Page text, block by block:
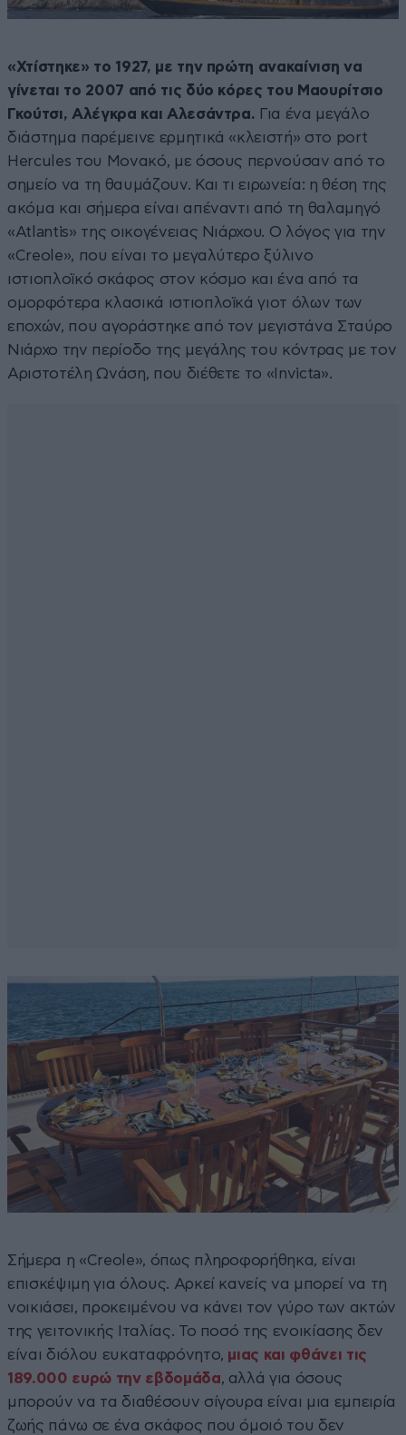
«Χτίστηκε» το 1927, με την πρώτη ανακαίνιση να
γίνεται το 2007 από τις δύο κόρες του Μαουρίτσιο
Γκούτσι, Αλέγκρα και Αλεσάντρα. Για ένα μεγάλο
διάστημα παρέμεινε ερμητικά «κλειστή» στο port
Hercules του Μονακό, με όσους περνούσαν από το
σημείο να τη θαυμάζουν. Και τι ειρωνεία: η θέση της
ακόμα και σήμερα είναι απέναντι από τη θαλαμηγό
«Atlantis» της οικογένειας Νιάρχου. Ο λόγος για την
«Creole», που είναι το μεγαλύτερο ξύλινο
ιστιοπλοϊκό σκάφος στον κόσμο και ένα από τα
ομορφότερα κλασικά ιστιοπλοϊκά γιοτ όλων των
εποχών, που αγοράστηκε από τον μεγιστάνα Σταύρο
Νιάρχο την περίοδο της μεγάλης του κόντρας με τον
Αριστοτέλη Ωνάση, που διέθετε το «Invicta».
Σήμερα η «Creole», όπως πληροφορήθηκα, είναι
επισκέψιμη για όλους. Αρκεί κανείς να μπορεί να τη
νοικιάσει, προκειμένου να κάνει τον γύρο των ακτών
της γειτονικής Ιταλίας. Το ποσό της ενοικίασης δεν
είναι διόλου ευκαταφρόνητο, μιας και φθάνει τις
189.000 ευρώ την εβδομάδα, αλλά για όσους
μπορούν να τα διαθέσουν σίγουρα είναι μια εμπειρία
ζωής πάνω σε ένα σκάφος που όμοιό του δεν